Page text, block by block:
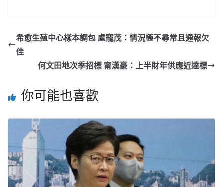
希愈生殖中心樣本調包 盧寵茂：情況極不尋常且通報欠
佳
何文田地次季招標 甯漢豪：上半財年供應近達標
你可能也喜歡